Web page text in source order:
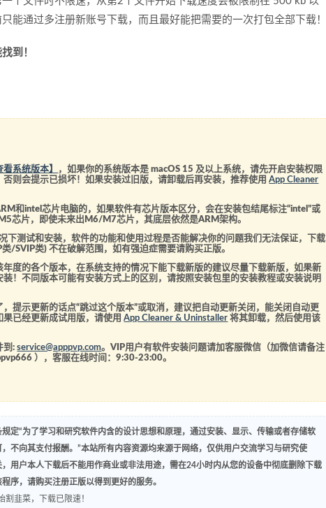
能通过多注册新账号下载，而且最好能把需要的一次打包全部下载！
到！
看系统版本】
，如果你的系统版本是 macOS 15 及以上系统，请先开启安装权限
否则会提示已损坏！如果安装过旧版，请卸载后再安装，推荐使用App Cleaner
和intel芯片电脑的，如果软件有芯片版本区分，会在安装包结尾标注“intel”或
片，即使未来出M6/M7芯片，其底层依然是ARM架构。
下测试和安装，软件的功能和使用过程是否能解决你的问题我们无法保证，下载
/SVIP类) 不在破解范围，如有强迫症需要请购买正版。
度的各个版本，在系统支持的情况下能下载新版的建议尽量下载新版，如果新
！不同版本可能有安装方式上的区别，请按照安装包里的安装教程或安装说明
提示更新的话点“跳过这个版本”或取消，建议把自动更新关闭，能关闭自动更
果已经更新成试用版，请使用App Cleaner & Uninstaller 将其卸载，然后使用该
到:service@apppvp.com。VIP用户有软件安装问题请加客服微信（加微信请备注
），客服在线时间：9:30-23:00。
定“为了学习和研究软件内含的设计思想和原理，通过安装、显示、传输或者存储软
不向其支付报酬。”本站所有内容资源均来源于网络，仅供用户交流学习与研究使
用户本人下载后不能用作商业或非法用途，需在24小时内从您的设备中彻底删除下载
序，请购买注册正版以得到更好的服务。
割韭菜，下载已限速！